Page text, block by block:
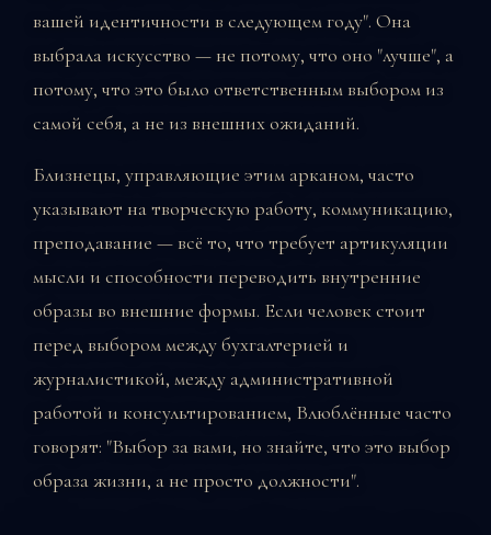
вашей идентичности в следующем году". Она
выбрала искусство — не потому, что оно "лучше", а
потому, что это было ответственным выбором из
самой себя, а не из внешних ожиданий.
Близнецы, управляющие этим арканом, часто
указывают на творческую работу, коммуникацию,
преподавание — всё то, что требует артикуляции
мысли и способности переводить внутренние
образы во внешние формы. Если человек стоит
перед выбором между бухгалтерией и
журналистикой, между административной
работой и консультированием, Влюблённые часто
говорят: "Выбор за вами, но знайте, что это выбор
образа жизни, а не просто должности".